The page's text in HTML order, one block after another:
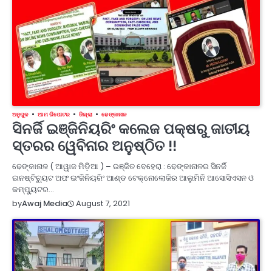
ଅନୁଗୁଳ ଆମ ରିପୋଟର ଜିଲ୍ଲା ଢେଙ୍କାନାଳ
ସିନର୍ଜି ଇଞ୍ଜିନିୟରିଂ କଲେଜ ପକ୍ଷରୁ ଜାତୀୟ
ସ୍ତରର ୱେବିନାର ଅନୁଷ୍ଠିତ !!
ଢେଙ୍କାନାଳ ( ଆୱାଜ ମିଡ଼ିଆ ) – ରଞ୍ଜିତ ବେହେରା : ଢେଙ୍କାନାଳର ସିନର୍ଜି
ଇନଷ୍ଟିଚ୍ୟୁଟ ଅଫ ଇଂଜିନିୟରିଂ ଆଣ୍ଡ ଟେକ୍ନୋଲୋଜିର ଆଲୁମିନି ଆସୋସିଏସନ ଓ
କମ୍ପ୍ୟୁଟର…
byAwaj Media August 7, 2021